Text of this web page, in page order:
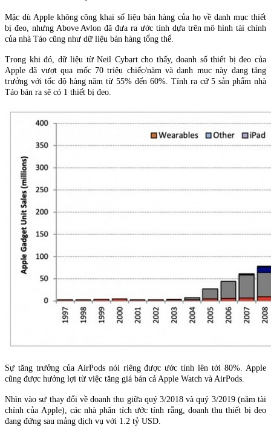
Mặc dù Apple không công khai số liệu bán hàng của họ về danh mục thiết
bị đeo, nhưng Above Avlon đã đưa ra ước tính dựa trên mô hình tài chính
của nhà Táo cũng như dữ liệu bán hàng tổng thể.
Trong khi đó, dữ liệu từ Neil Cybart cho thấy, doanh số thiết bị đeo của
Apple đã vượt qua mốc 70 triệu chiếc/năm và danh mục này đang tăng
trưởng với tốc độ hàng năm từ 55% đến 60%. Tính ra cứ 5 sản phẩm nhà
Táo bán ra sẽ có 1 thiết bị đeo.
Sự tăng trưởng của AirPods nói riêng được ước tính lên tới 80%. Apple
cũng được hưởng lợi từ việc tăng giá bán cả Apple Watch và AirPods.
Nhìn vào sự thay đổi về doanh thu giữa quý 3/2018 và quý 3/2019 (năm tài
chính của Apple), các nhà phân tích ước tính rằng, doanh thu thiết bị đeo
đang đứng sau mảng dịch vụ với 1.2 tỷ USD.